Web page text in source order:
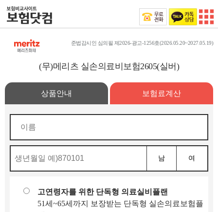
준법감시인 심의필 제2026-광고-1256호(2026.05.20~2027.05.19)
(무)메리츠 실손의료비보험2605(실버)
상품안내 보험료계산
남 여
고연령자를 위한 단독형 의료실비플랜
51세~65세까지 보장받는 단독형 실손의료보험플